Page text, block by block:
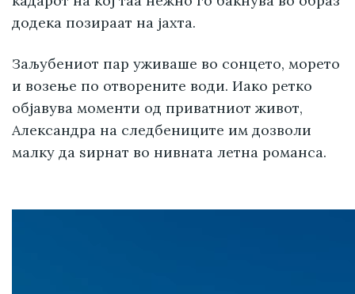
додека позираат на јахта.
Заљубениот пар уживаше во сонцето, морето
и возење по отворените води. Иако ретко
објавува моменти од приватниот живот,
Александра на следбениците им дозволи
малку да ѕирнат во нивната летна романса.